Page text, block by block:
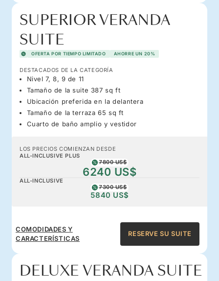
SUPERIOR VERANDA
SUITE
OFERTA POR TIEMPO LIMITADO AHORRE UN 20%
DESTACADOS DE LA CATEGORÍA
Nivel 7, 8, 9 de 11
Tamaño de la suite 387 sq ft
Ubicación preferida en la delantera
Tamaño de la terraza 65 sq ft
Cuarto de baño amplio y vestidor
LOS PRECIOS COMIENZAN DESDE
ALL-INCLUSIVE PLUS
7800 US$
6240 US$
ALL-INCLUSIVE
7300 US$
5840 US$
COMODIDADES Y
CARACTERÍSTICAS
RESERVE SU SUITE
DELUXE VERANDA SUITE